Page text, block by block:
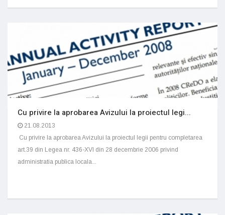
Cu privire la aprobarea Avizului la proiectul legi...
21.08.2013
Cu privire la aprobarea Avizului la proiectul legii pentru completarea
art.39 din Legea nr. 436-XVI din 28 decembrie 2006 privind
administratia publica locala...